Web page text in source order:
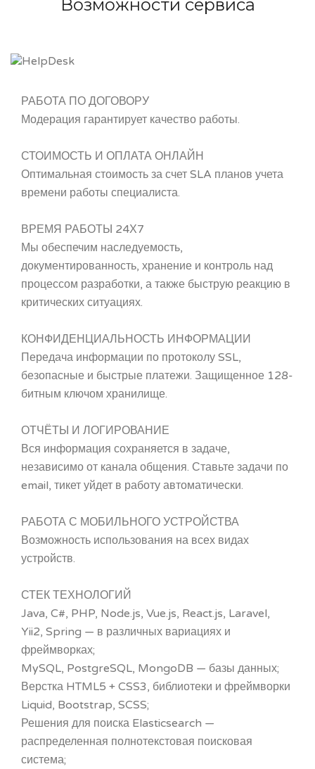
Возможности сервиса
РАБОТА ПО ДОГОВОРУ
Модерация гарантирует качество работы.
СТОИМОСТЬ И ОПЛАТА ОНЛАЙН
Оптимальная стоимость за счет SLA планов учета
времени работы специалиста.
ВРЕМЯ РАБОТЫ 24Х7
Мы обеспечим наследуемость,
документированность, хранение и контроль над
процессом разработки, а также быструю реакцию в
критических ситуациях.
КОНФИДЕНЦИАЛЬНОСТЬ ИНФОРМАЦИИ
Передача информации по протоколу SSL,
безопасные и быстрые платежи. Защищенное 128-
битным ключом хранилище.
ОТЧЁТЫ И ЛОГИРОВАНИЕ
Вся информация сохраняется в задаче,
независимо от канала общения. Ставьте задачи по
email, тикет уйдет в работу автоматически.
РАБОТА С МОБИЛЬНОГО УСТРОЙСТВА
Возможность использования на всех видах
устройств.
СТЕК ТЕХНОЛОГИЙ
Java, C#, PHP, Node.js, Vue.js, React.js, Laravel,
Yii2, Spring — в различных вариациях и
фреймворках;
MySQL, PostgreSQL, MongoDB — базы данных;
Верстка HTML5 + CSS3, библиотеки и фреймворки
Liquid, Bootstrap, SCSS;
Решения для поиска Elasticsearch —
распределенная полнотекстовая поисковая
система;